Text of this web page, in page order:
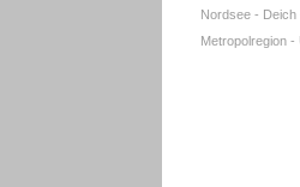
Nordsee - Deich
Metropolregion -